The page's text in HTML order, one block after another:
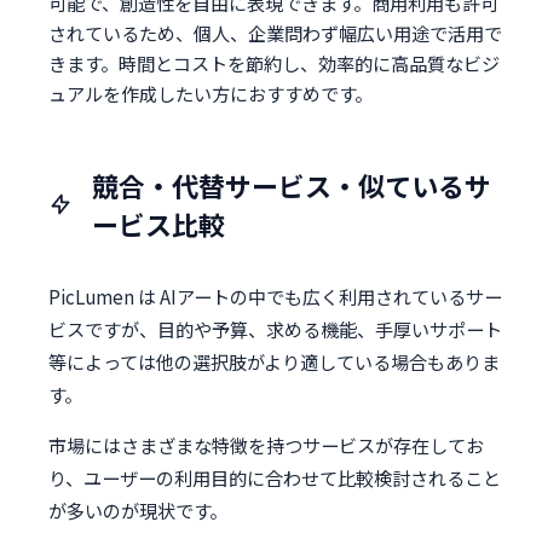
されているため、個人、企業問わず幅広い用途で活用で
きます。時間とコストを節約し、効率的に高品質なビジ
ュアルを作成したい方におすすめです。
競合・代替サービス・似ているサ
ービス比較
PicLumen は AIアートの中でも広く利用されているサー
ビスですが、目的や予算、求める機能、手厚いサポート
等によっては他の選択肢がより適している場合もありま
す。
市場にはさまざまな特徴を持つサービスが存在してお
り、ユーザーの利用目的に合わせて比較検討されること
が多いのが現状です。